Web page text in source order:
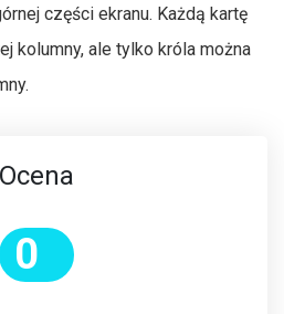
części ekranu. Każdą kartę
kolumny, ale tylko króla można
Ocena
0